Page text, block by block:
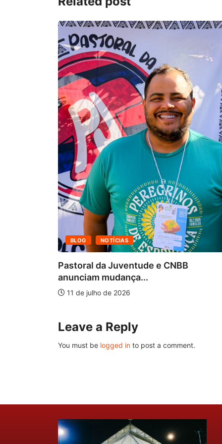
BLOG NOTÍCIAS
Pastoral da Juventude e CNBB
anunciam mudança...
11 de julho de 2026
Leave a Reply
You must be logged in to post a comment.